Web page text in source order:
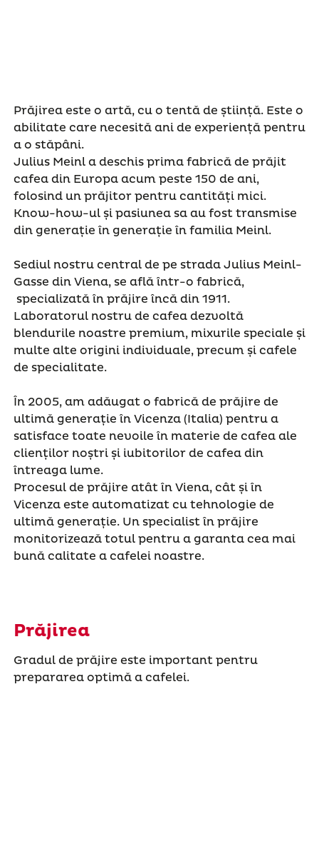
Prăjirea este o artă, cu o tentă de știință. Este o
abilitate care necesită ani de experiență pentru
a o stăpâni.
Julius Meinl a deschis prima fabrică de prăjit
cafea din Europa acum peste 150 de ani,
folosind un prăjitor pentru cantități mici.
Know-how-ul și pasiunea sa au fost transmise
din generație în generație în familia Meinl.
Sediul nostru central de pe strada Julius Meinl-
Gasse din Viena, se află într-o fabrică,
specializată în prăjire încă din 1911.
Laboratorul nostru de cafea dezvoltă
blendurile noastre premium, mixurile speciale și
multe alte origini individuale, precum și cafele
de specialitate.
În 2005, am adăugat o fabrică de prăjire de
ultimă generație în Vicenza (Italia) pentru a
satisface toate nevoile în materie de cafea ale
clienților noștri și iubitorilor de cafea din
întreaga lume.
Procesul de prăjire atât în ​​Viena, cât și în
Vicenza este automatizat cu tehnologie de
ultimă generație. Un specialist în prăjire
monitorizează totul pentru a garanta cea mai
bună calitate a cafelei noastre.
Prăjirea
Gradul de prăjire este important pentru
prepararea optimă a cafelei.